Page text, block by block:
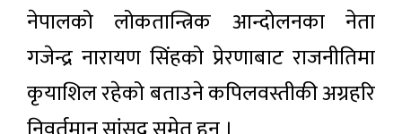
नेपालको लोकतान्त्रिक आन्दोलनका नेता
गजेन्द्र नारायण सिंहको प्रेरणाबाट राजनीतिमा
कृयाशिल रहेको बताउने कपिलवस्तीकी अग्रहरि